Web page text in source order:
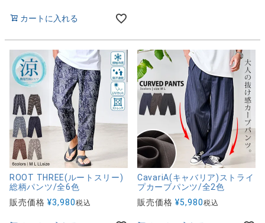
カートに入れる
ROOT THREE(ルートスリー)
総柄パンツ/全6色
販売価格 ¥3,980税込
CavariA(キャバリア)ストライ
プカーブパンツ/全2色
販売価格 ¥5,980税込